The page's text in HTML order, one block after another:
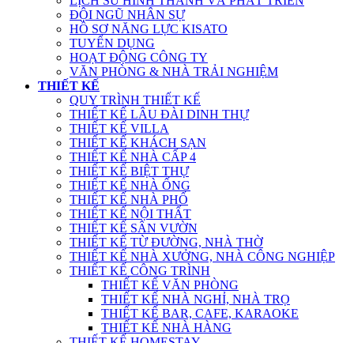
ĐỘI NGŨ NHÂN SỰ
HỒ SƠ NĂNG LỰC KISATO
TUYỂN DỤNG
HOẠT ĐỘNG CÔNG TY
VĂN PHÒNG & NHÀ TRẢI NGHIỆM
THIẾT KẾ
QUY TRÌNH THIẾT KẾ
THIẾT KẾ LÂU ĐÀI DINH THỰ
THIẾT KẾ VILLA
THIẾT KẾ KHÁCH SẠN
THIẾT KẾ NHÀ CẤP 4
THIẾT KẾ BIỆT THỰ
THIẾT KẾ NHÀ ỐNG
THIẾT KẾ NHÀ PHỐ
THIẾT KẾ NỘI THẤT
THIẾT KẾ SÂN VƯỜN
THIẾT KẾ TỪ ĐƯỜNG, NHÀ THỜ
THIẾT KẾ NHÀ XƯỞNG, NHÀ CÔNG NGHIỆP
THIẾT KẾ CÔNG TRÌNH
THIẾT KẾ VĂN PHÒNG
THIẾT KẾ NHÀ NGHỈ, NHÀ TRỌ
THIẾT KẾ BAR, CAFE, KARAOKE
THIẾT KẾ NHÀ HÀNG